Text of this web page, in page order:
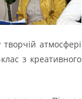
атмосфері
з креативного